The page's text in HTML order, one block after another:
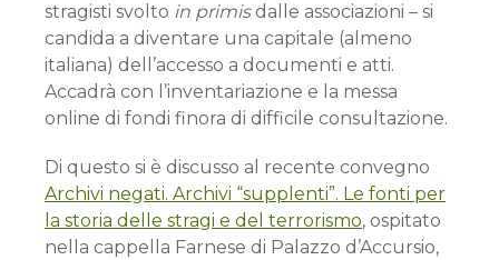
stragisti svolto in primisdalle associazioni – si
candida a diventare una capitale (almeno
italiana) dell’accesso a documenti e atti.
Accadrà con l’inventariazione e la messa
online di fondi finora di difficile consultazione.
Di questo si è discusso al recente convegno
Archivi negati. Archivi “supplenti”. Le fonti per
la storia delle stragi e del terrorismo, ospitato
nella cappella Farnese di Palazzo d’Accursio,